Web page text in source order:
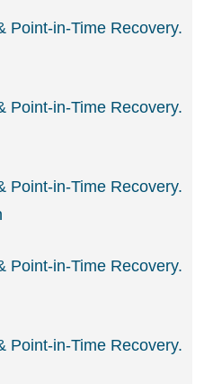
Point-in-Time Recovery.
Point-in-Time Recovery.
Point-in-Time Recovery.
Point-in-Time Recovery.
Point-in-Time Recovery.